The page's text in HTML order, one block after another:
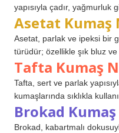
yapısıyla çadır, yağmurluk
Asetat Kumaş
Asetat, parlak ve ipeksi bir
türüdür; özellikle şık bluz
Tafta Kumaş
Tafta, sert ve parlak
kumaşlarında sıklıkla
Brokad
Brokad, kabartmalı